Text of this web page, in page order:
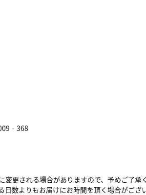
更される場合がありますので、予めご了承
数よりもお届けにお時間を頂く場合がござ